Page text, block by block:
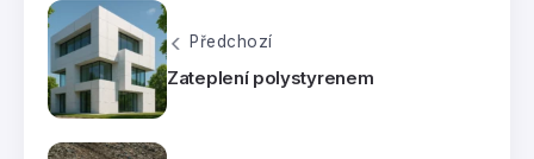
Předchozí
Zateplení polystyrenem